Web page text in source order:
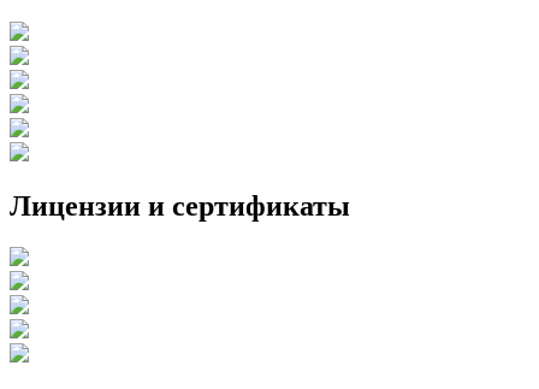
Лицензии и сертификаты